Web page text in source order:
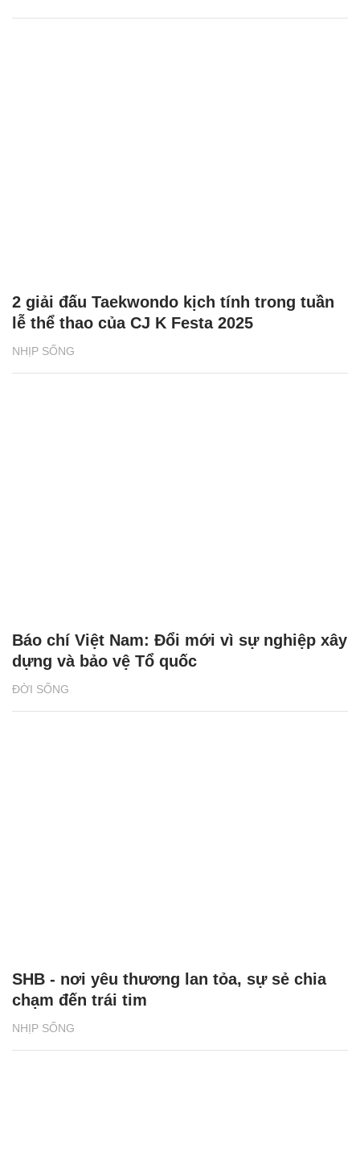
NHỊP SỐNG
2 giải đấu Taekwondo kịch tính trong tuần
lễ thể thao của CJ K Festa 2025
ĐỜI SỐNG
Báo chí Việt Nam: Đổi mới vì sự nghiệp xây
dựng và bảo vệ Tổ quốc
NHỊP SỐNG
SHB - nơi yêu thương lan tỏa, sự sẻ chia
chạm đến trái tim